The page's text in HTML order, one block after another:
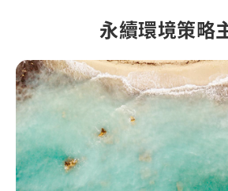
永續環境策略